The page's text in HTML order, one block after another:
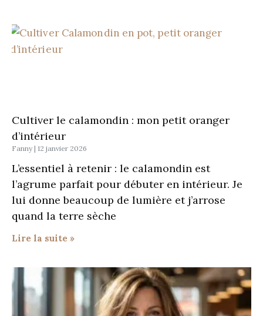
Cultiver le calamondin : mon petit oranger
d’intérieur
Fanny 12 janvier 2026
L’essentiel à retenir : le calamondin est
l’agrume parfait pour débuter en intérieur. Je
lui donne beaucoup de lumière et j’arrose
quand la terre sèche
Lire la suite »